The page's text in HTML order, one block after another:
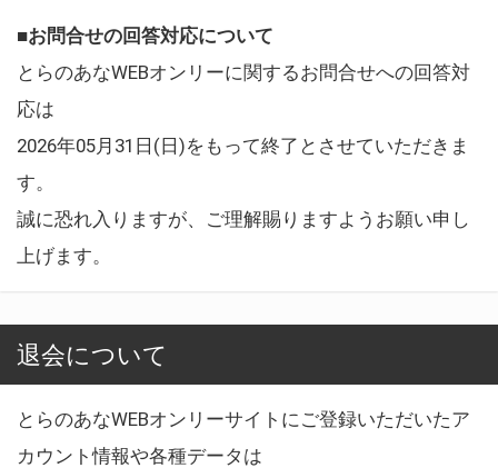
■お問合せの回答対応について
とらのあなWEBオンリーに関するお問合せへの回答対
応は
2026年05月31日(日)をもって終了とさせていただきま
す。
誠に恐れ入りますが、ご理解賜りますようお願い申し
上げます。
退会について
とらのあなWEBオンリーサイトにご登録いただいたア
カウント情報や各種データは